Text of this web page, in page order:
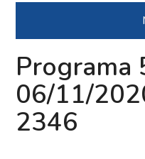
Programa
06/11/
2346